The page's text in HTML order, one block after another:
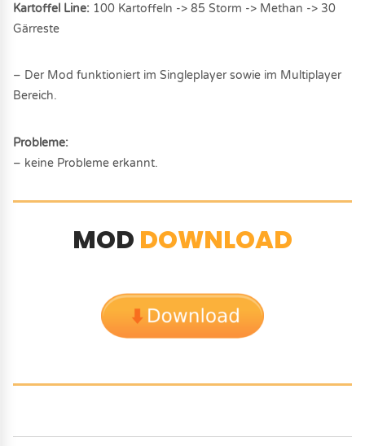
Kartoffel Line: 100 Kartoffeln -> 85 Storm -> Methan -> 30
Gärreste
– Der Mod funktioniert im Singleplayer sowie im Multiplayer
Bereich.
Probleme:
– keine Probleme erkannt.
MOD DOWNLOAD